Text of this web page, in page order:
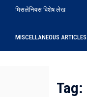
मिसलेनियस विशेष लेख
MISCELLANEOUS ARTICLES
Tag: